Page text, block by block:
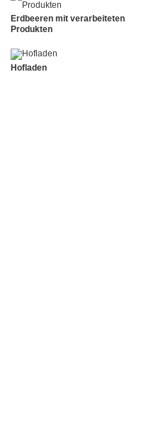
Erdbeeren mit verarbeiteten
Produkten
Hofladen